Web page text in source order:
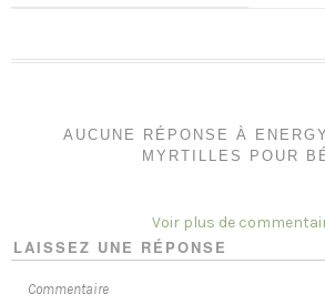
AUCUNE RÉPONSE À
MYRTILLES POUR
Voir plus de
LAISSEZ UNE RÉPONSE
Commentaire